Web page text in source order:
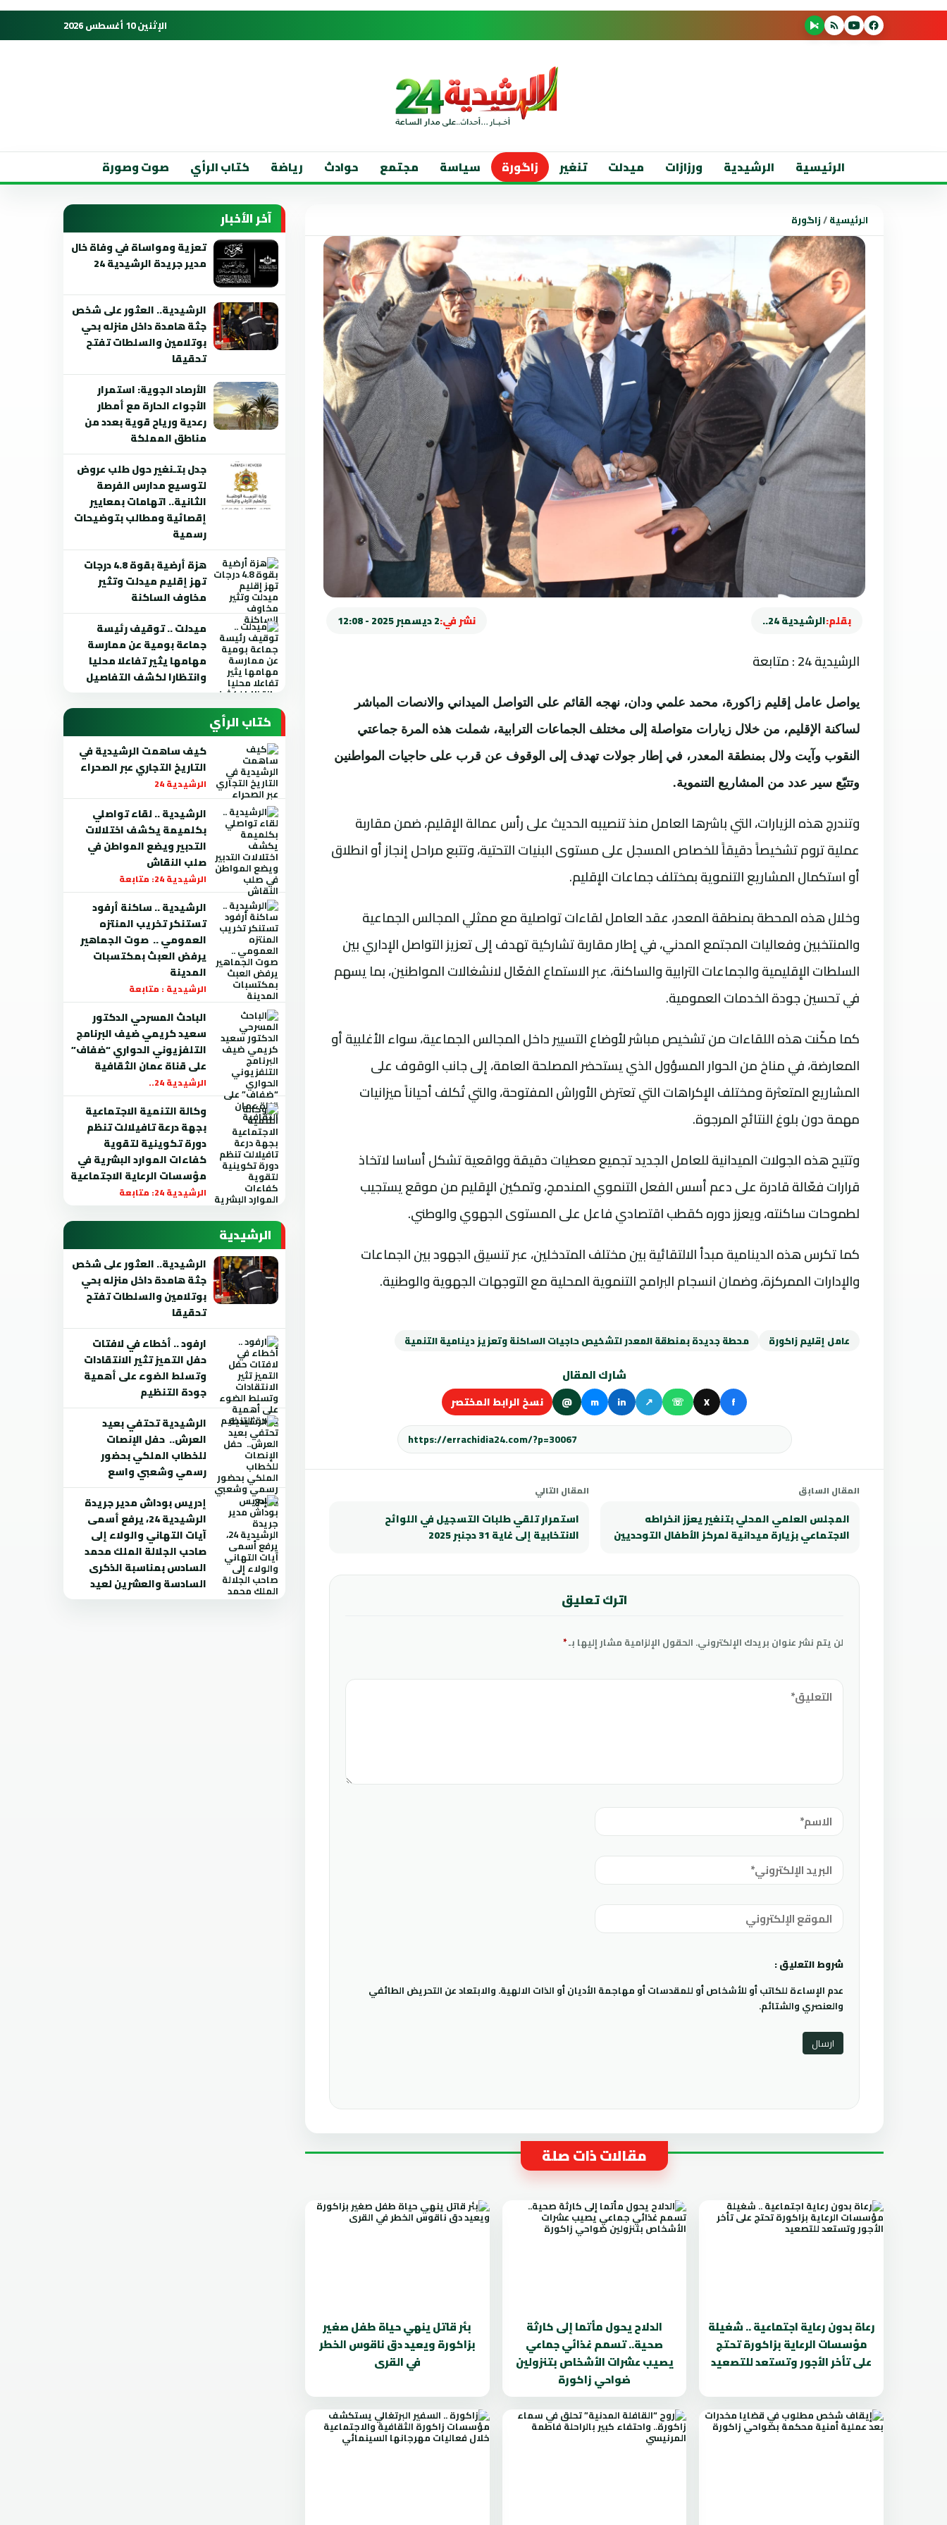
الإثنين 10 أغسطس 2026
الرئيسية الرشيدية ورزازات ميدلت تنغير زاگورة سياسة مجتمع حوادث رياضة كتاب الرأي صوت وصورة
الرئيسية/زاگورة
بقلم:الرشيدية 24.. نشر في:2 ديسمبر 2025 - 12:08
الرشيدية 24 : متابعة
يواصل عامل إقليم زاكورة، محمد علمي ودان، نهجه القائم على التواصل الميداني والانصات المباشر
لساكنة الإقليم، من خلال زيارات متواصلة إلى مختلف الجماعات الترابية، شملت هذه المرة جماعتي
النقوب وآيت ولال بمنطقة المعدر، في إطار جولات تهدف إلى الوقوف عن قرب على حاجيات المواطنين
وتتبّع سير عدد من المشاريع التنموية.
وتندرج هذه الزيارات، التي باشرها العامل منذ تنصيبه الحديث على رأس عمالة الإقليم، ضمن مقاربة
عملية تروم تشخيصاً دقيقاً للخصاص المسجل على مستوى البنيات التحتية، وتتبع مراحل إنجاز أو انطلاق
أو استكمال المشاريع التنموية بمختلف جماعات الإقليم.
وخلال هذه المحطة بمنطقة المعدر، عقد العامل لقاءات تواصلية مع ممثلي المجالس الجماعية
والمنتخبين وفعاليات المجتمع المدني، في إطار مقاربة تشاركية تهدف إلى تعزيز التواصل الإداري بين
السلطات الإقليمية والجماعات الترابية والساكنة، عبر الاستماع الفعّال لانشغالات المواطنين، بما يسهم
في تحسين جودة الخدمات العمومية.
كما مكّنت هذه اللقاءات من تشخيص مباشر لأوضاع التسيير داخل المجالس الجماعية، سواء الأغلبية أو
المعارضة، في مناخ من الحوار المسؤول الذي يستحضر المصلحة العامة، إلى جانب الوقوف على
المشاريع المتعثرة ومختلف الإكراهات التي تعترض الأوراش المفتوحة، والتي تُكلف أحياناً ميزانيات
مهمة دون بلوغ النتائج المرجوة.
وتتيح هذه الجولات الميدانية للعامل الجديد تجميع معطيات دقيقة وواقعية تشكل أساسا لاتخاذ
قرارات فعّالة قادرة على دعم أسس الفعل التنموي المندمج، وتمكين الإقليم من موقع يستجيب
لطموحات ساكنته، ويعزز دوره كقطب اقتصادي فاعل على المستوى الجهوي والوطني.
كما تكرس هذه الدينامية مبدأ الالتقائية بين مختلف المتدخلين، عبر تنسيق الجهود بين الجماعات
والإدارات الممركزة، وضمان انسجام البرامج التنموية المحلية مع التوجهات الجهوية والوطنية.
عامل إقليم زاكورة محطة جديدة بمنطقة المعدر لتشخيص حاجيات الساكنة وتعزيز دينامية التنمية
شارك المقال
f
X
☏
↗
in
m
@ نسخ الرابط المختصر
المقال السابق
المجلس العلمي المحلي بتنغير يعزز انخراطه
الاجتماعي بزيارة ميدانية لمركز الأطفال التوحديين
المقال التالي
استمرار تلقي طلبات التسجيل في اللوائح
الانتخابية إلى غاية 31 دجنبر 2025
اترك تعليق
لن يتم نشر عنوان بريدك الإلكتروني. الحقول الإلزامية مشار إليها بـ*
شروط التعليق :
عدم الإساءة للكاتب أو للأشخاص أو للمقدسات أو مهاجمة الأديان أو الذات الالهية. والابتعاد عن التحريض الطائفي
والعنصري والشتائم.
مقالات ذات صلة
رعاة بدون رعاية اجتماعية .. شغيلة
مؤسسات الرعاية بزاكورة تحتج
على تأخر الأجور وتستعد للتصعيد
الدلاح يحول مأتما إلى كارثة
صحية.. تسمم غذائي جماعي
يصيب عشرات الأشخاص بتنزولين
ضواحي زاكورة
بئر قاتل ينهي حياة طفل صغير
بزاكورة ويعيد دق ناقوس الخطر
في القرى
آخر الأخبار
تعزية ومواساة في وفاة خال
مدير جريدة الرشيدية 24
الرشيدية.. العثور على شخص
جثة هامدة داخل منزله بحي
بوتلامين والسلطات تفتح
تحقيقا
الأرصاد الجوية: استمرار
الأجواء الحارة مع أمطار
رعدية ورياح قوية بعدد من
مناطق المملكة
جدل بتـنغير حول طلب عروض
لتوسيع مدارس الفرصة
الثانية.. اتهامات بمعايير
إقصائية ومطالب بتوضيحات
رسمية
هزة أرضية بقوة 4.8 درجات
تهز إقليم ميدلت وتثير
مخاوف الساكنة
ميدلت .. توقيف رئيسة
جماعة بومية عن ممارسة
مهامها يثير تفاعلا محليا
وانتظارا لكشف التفاصيل
كتاب الرأي
كيف ساهمت الرشيدية في
التاريخ التجاري عبر الصحراء
الرشيدية 24
الرشيدية .. لقاء تواصلي
بكلميمة يكشف اختلالات
التدبير ويضع المواطن في
صلب النقاش
الرشيدية 24: متابعة
الرشيدية .. ساكنة أرفود
تستنكر تخريب المنتزه
العمومي .. صوت الجماهير
يرفض العبث بمكتسبات
المدينة
الرشيدية : متابعة
الباحث المسرحي الدكتور
سعيد كريمي ضيف البرنامج
التلفزيوني الحواري “ضفاف”
على قناة عمان الثقافية
الرشيدية 24..
وكالة التنمية الاجتماعية
بجهة درعة تافيلالت تنظم
دورة تكوينية لتقوية
كفاءات الموارد البشرية في
مؤسسات الرعاية الاجتماعية
الرشيدية 24: متابعة
الرشيدية
الرشيدية.. العثور على شخص
جثة هامدة داخل منزله بحي
بوتلامين والسلطات تفتح
تحقيقا
ارفود .. أخطاء في لافتات
حفل التميز تثير الانتقادات
وتسلط الضوء على أهمية
جودة التنظيم
الرشيدية تحتفي بعيد
العرش.. حفل الإنصات
للخطاب الملكي بحضور
رسمي وشعبي واسع
إدريس بوداش مدير جريدة
الرشيدية 24، يرفع أسمى
آيات التهاني والولاء إلى
صاحب الجلالة الملك محمد
السادس بمناسبة الذكرى
السادسة والعشرين لعيد